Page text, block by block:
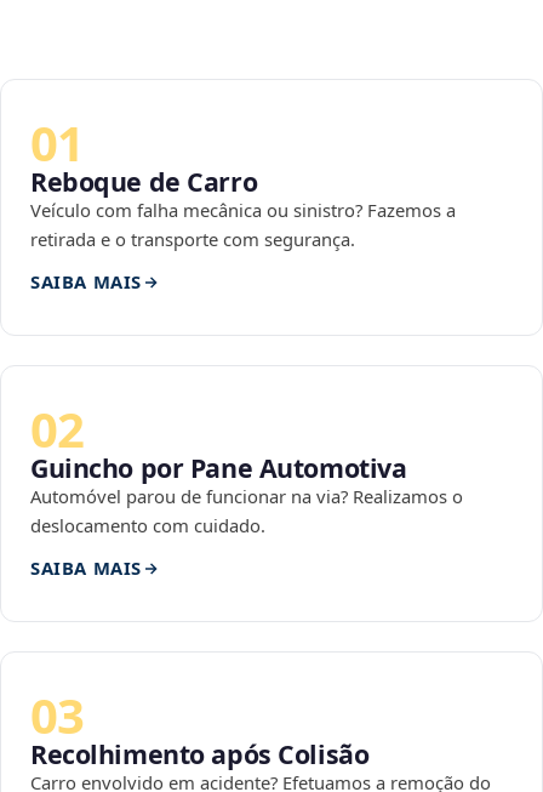
01
Reboque de Carro
Veículo com falha mecânica ou sinistro? Fazemos a
retirada e o transporte com segurança.
SAIBA MAIS
02
Guincho por Pane Automotiva
Automóvel parou de funcionar na via? Realizamos o
deslocamento com cuidado.
SAIBA MAIS
03
Recolhimento após Colisão
Carro envolvido em acidente? Efetuamos a remoção do